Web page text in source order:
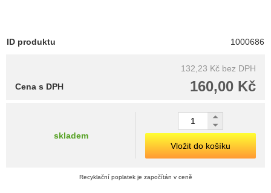
ID produktu 1000686
132,23 Kč bez DPH
160,00 Kč
Cena s DPH
skladem
Vložit do košíku
Recyklační poplatek je započítán v ceně